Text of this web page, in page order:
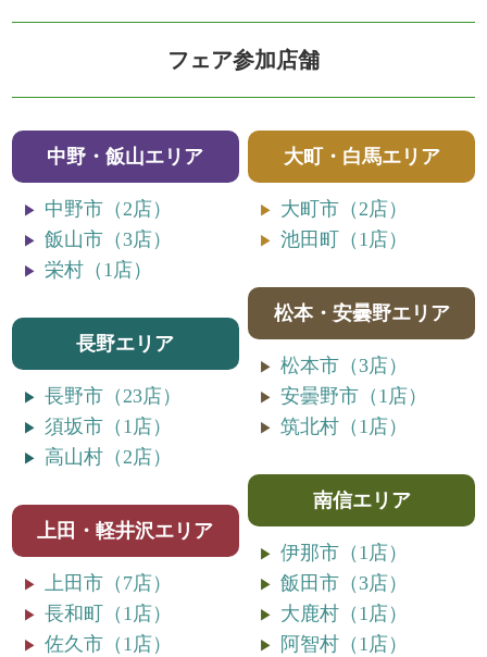
フェア参加店舗
大町・白馬エリア
大町市（2店）
池田町（1店）
松本・安曇野エリア
松本市（3店）
安曇野市（1店）
筑北村（1店）
南信エリア
伊那市（1店）
飯田市（3店）
大鹿村（1店）
阿智村（1店）
中野・飯山エリア
中野市（2店）
飯山市（3店）
栄村（1店）
長野エリア
長野市（23店）
須坂市（1店）
高山村（2店）
上田・軽井沢エリア
上田市（7店）
長和町（1店）
佐久市（1店）